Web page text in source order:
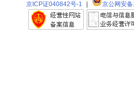
京ICP证040842号-1
京公网安